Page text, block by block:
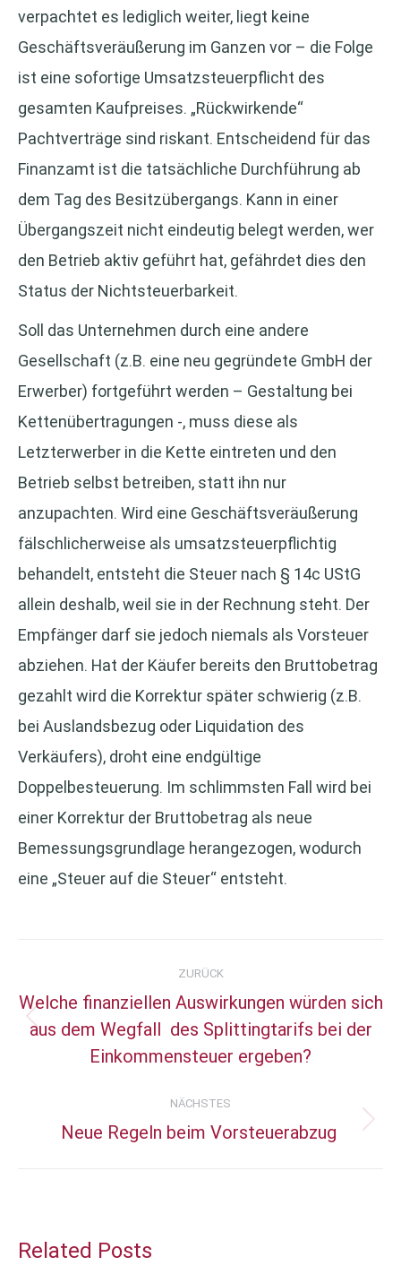
verpachtet es lediglich weiter, liegt keine
Geschäftsveräußerung im Ganzen vor – die Folge
ist eine sofortige Umsatzsteuerpflicht des
gesamten Kaufpreises. „Rückwirkende“
Pachtverträge sind riskant. Entscheidend für das
Finanzamt ist die tatsächliche Durchführung ab
dem Tag des Besitzübergangs. Kann in einer
Übergangszeit nicht eindeutig belegt werden, wer
den Betrieb aktiv geführt hat, gefährdet dies den
Status der Nichtsteuerbarkeit.
Soll das Unternehmen durch eine andere
Gesellschaft (z.B. eine neu gegründete GmbH der
Erwerber) fortgeführt werden – Gestaltung bei
Kettenübertragungen -, muss diese als
Letzterwerber in die Kette eintreten und den
Betrieb selbst betreiben, statt ihn nur
anzupachten. Wird eine Geschäftsveräußerung
fälschlicherweise als umsatzsteuerpflichtig
behandelt, entsteht die Steuer nach § 14c UStG
allein deshalb, weil sie in der Rechnung steht. Der
Empfänger darf sie jedoch niemals als Vorsteuer
abziehen. Hat der Käufer bereits den Bruttobetrag
gezahlt wird die Korrektur später schwierig (z.B.
bei Auslandsbezug oder Liquidation des
Verkäufers), droht eine endgültige
Doppelbesteuerung. Im schlimmsten Fall wird bei
einer Korrektur der Bruttobetrag als neue
Bemessungsgrundlage herangezogen, wodurch
eine „Steuer auf die Steuer“ entsteht.
Kommentarnavigation
ZURÜCK
Vorheriger
Beitrag:
Welche finanziellen Auswirkungen würden sich
aus dem Wegfall des Splittingtarifs bei der
Einkommensteuer ergeben?
NÄCHSTES
Nächster
Neue Regeln beim Vorsteuerabzug
Related Posts